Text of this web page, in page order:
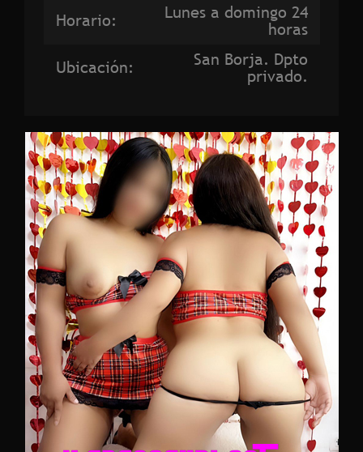
Horario:
Lunes a domingo 24
horas
Ubicación:
San Borja. Dpto
privado.